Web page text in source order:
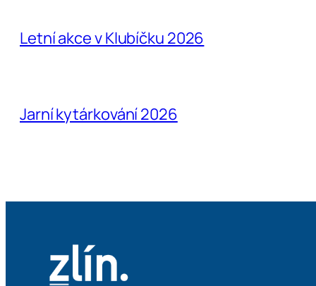
Letní akce v Klubíčku 2026
Jarní kytárkování 2026